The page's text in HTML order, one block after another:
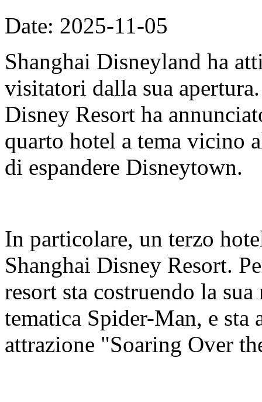
Date: 2025-11-05
Shanghai Disneyland ha
visitatori dalla sua
Disney Resort ha
quarto hotel a tema vicino
di espandere Disneytown.
In particolare, un terzo
Shanghai Disney Resort.
resort sta costruendo la
tematica Spider-Man, e sta
attrazione "Soaring Over